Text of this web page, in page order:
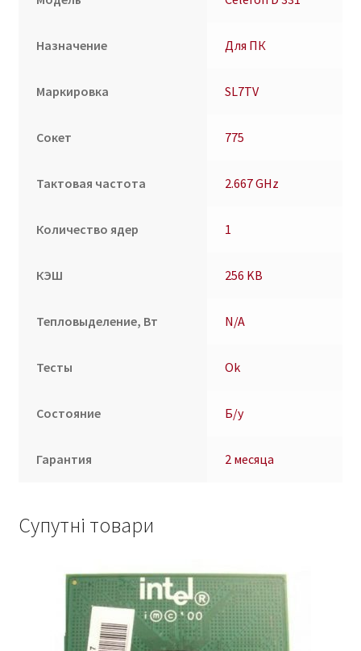
Назначение Для ПК
Маркировка SL7TV
Сокет 775
Тактовая частота 2.667 GHz
Количество ядер 1
КЭШ 256 KB
Тепловыделение, Вт N/A
Тесты Ok
Состояние Б/у
Гарантия 2 месяца
Супутні товари